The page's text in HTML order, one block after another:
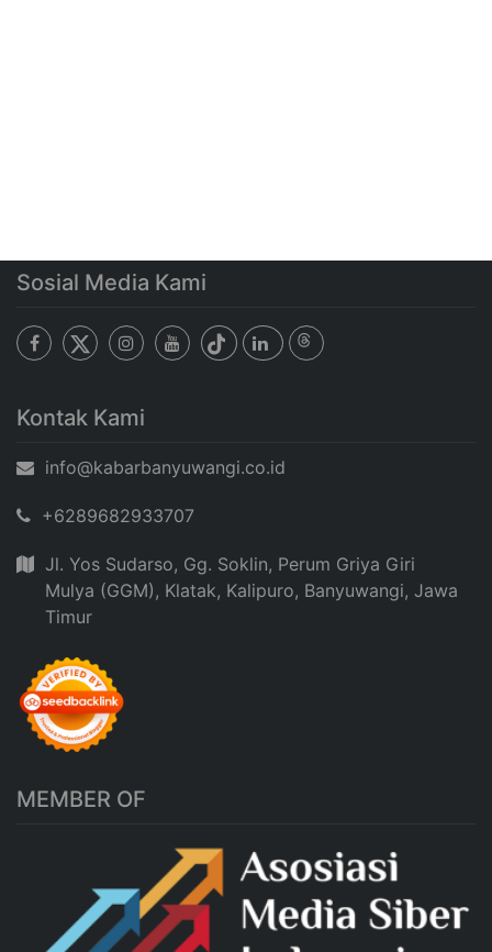
Sosial Media Kami
Kontak Kami
info@kabarbanyuwangi.co.id
+6289682933707
Jl. Yos Sudarso, Gg. Soklin, Perum Griya Giri
Mulya (GGM), Klatak, Kalipuro, Banyuwangi, Jawa
Timur
MEMBER OF